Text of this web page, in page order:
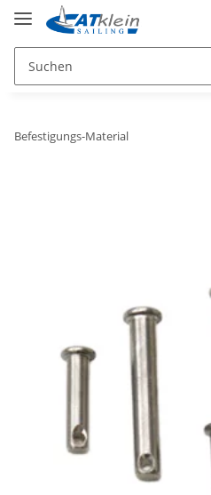
Befestigungs-Material